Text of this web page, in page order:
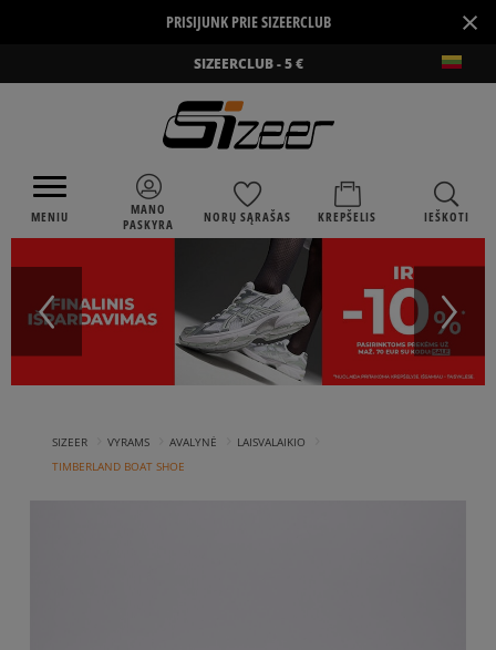
PRISIJUNK PRIE SIZEERCLUB ×
SIZEERCLUB - 5 €
MENIU
MANO
PASKYRA
NORŲ SĄRAŠAS KREPŠELIS IEŠKOTI
SIZEER VYRAMS AVALYNĖ LAISVALAIKIO
TIMBERLAND BOAT SHOE